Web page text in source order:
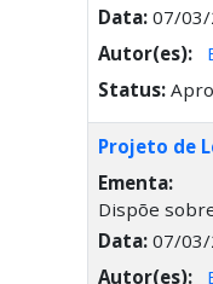
Data:07/03/
Autor(es):
Status:
Projeto de
Ementa:
Dispõe
Data:07/03/
Autor(es):